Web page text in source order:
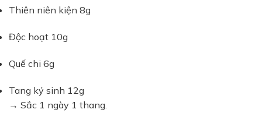
Thiên niên kiện 8g
Độc hoạt 10g
Quế chi 6g
Tang ký sinh 12g
→ Sắc 1 ngày 1 thang.